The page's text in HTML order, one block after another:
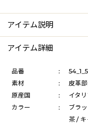
アイテム説明
アイテム詳細
品番 :
素材
:
皮革
原産国
:
イタ
カラー
:
ブラ
茶 /